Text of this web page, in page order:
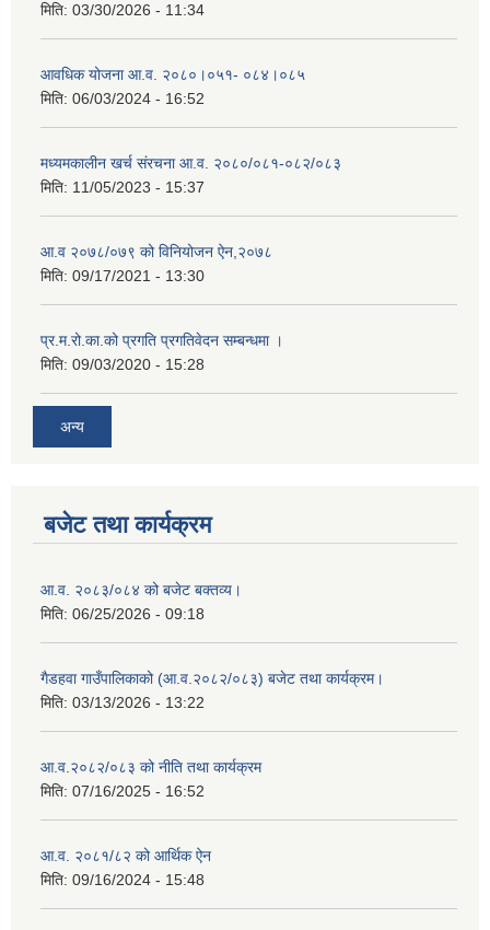
मिति: 03/30/2026 - 11:34
आवधिक योजना आ.व. २०८०।०५१- ०८४।०८५
मिति: 06/03/2024 - 16:52
मध्यमकालीन खर्च संरचना आ.व. २०८०/०८१-०८२/०८३
मिति: 11/05/2023 - 15:37
आ.व २०७८/०७९ को विनियोजन ऐन,२०७८
मिति: 09/17/2021 - 13:30
प्र.म.रो.का.को प्रगति प्रगतिवेदन सम्बन्धमा ।
मिति: 09/03/2020 - 15:28
अन्य
बजेट तथा कार्यक्रम
आ.व. २०८३/०८४ को बजेट बक्तव्य।
मिति: 06/25/2026 - 09:18
गैडहवा गाउँपालिकाको (आ.व.२०८२/०८३) बजेट तथा कार्यक्रम।
मिति: 03/13/2026 - 13:22
आ.व.२०८२/०८३ को नीति तथा कार्यक्रम
मिति: 07/16/2025 - 16:52
आ.व. २०८१/८२ को आर्थिक ऐन
मिति: 09/16/2024 - 15:48